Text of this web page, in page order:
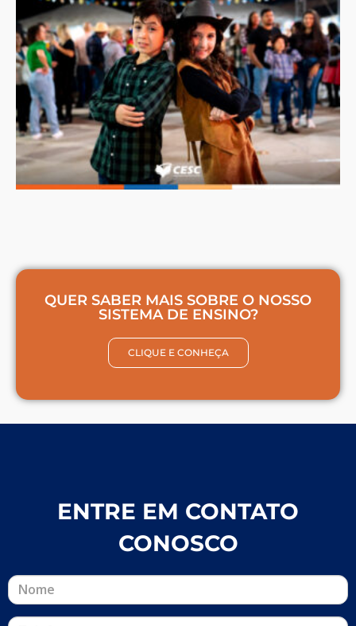
QUER SABER MAIS SOBRE O NOSSO
SISTEMA DE ENSINO?
CLIQUE E CONHEÇA
ENTRE EM CONTATO
CONOSCO